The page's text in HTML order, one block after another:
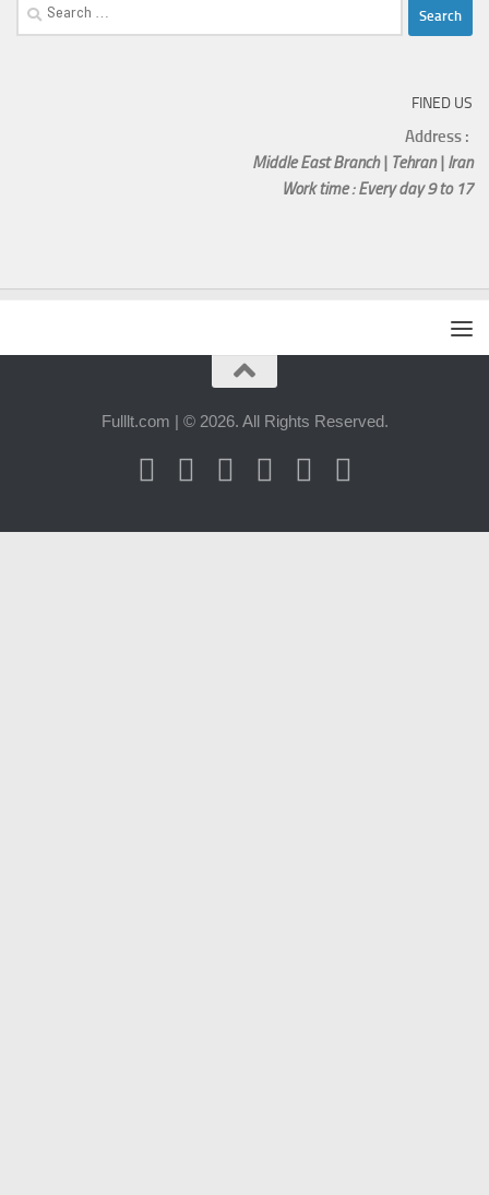
Search
for:
FINED US
Address :
Middle East Branch | Tehran | Iran
Work time : Every day 9 to 17
Fulllt.com | © 2026. All Rights Reserved.